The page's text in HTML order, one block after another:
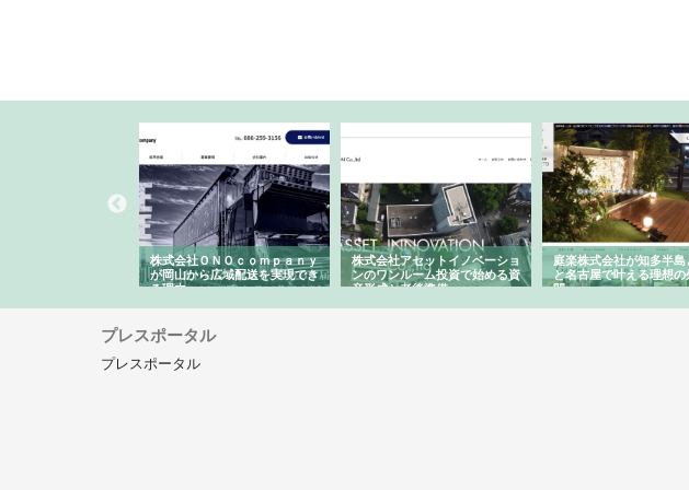
株式会社ＯＮＯｃｏｍｐａｎｙ
が岡山から広域配送を実現でき
る理由
株式会社アセットイノベーショ
ンのワンルーム投資で始める資
産形成と老後準備
庭楽株式会社が知多半島
と名古屋で叶える理想の
間
プレスポータル
プレスポータル